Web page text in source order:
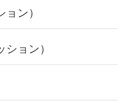
ン）
ョン）